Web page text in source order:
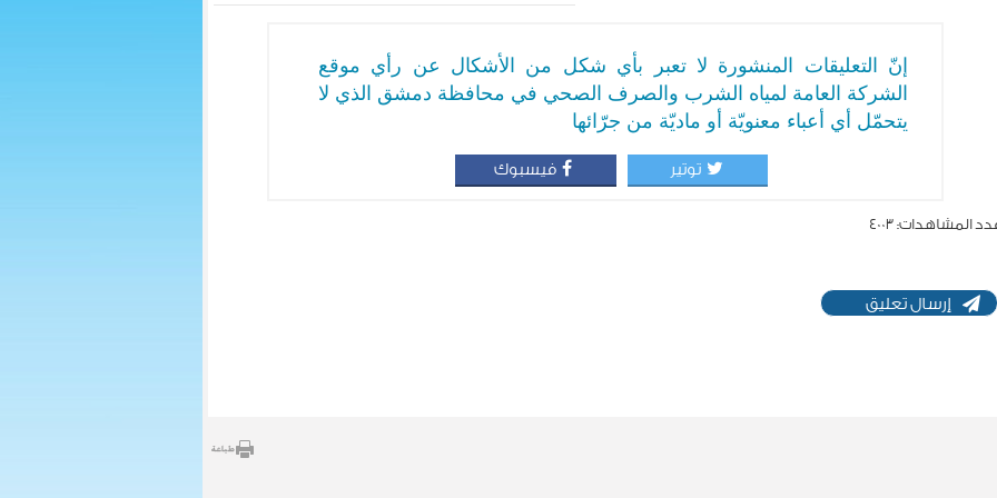
إنّ التعليقات المنشورة لا تعبر بأي شكل من الأشكال عن رأي موقع
الشركة العامة لمياه الشرب والصرف الصحي في محافظة دمشق الذي لا
يتحمّل أي أعباء معنويّة أو ماديّة من جرّائها
توتير فيسبوك
المشاهدات: 4003
إرسال تعليق